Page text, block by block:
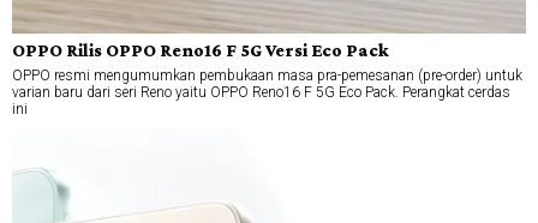
OPPO Rilis OPPO Reno16 F 5G Versi Eco Pack
OPPO resmi mengumumkan pembukaan masa pra-pemesanan (pre-order) untuk
varian baru dari seri Reno yaitu OPPO Reno16 F 5G Eco Pack. Perangkat cerdas
ini